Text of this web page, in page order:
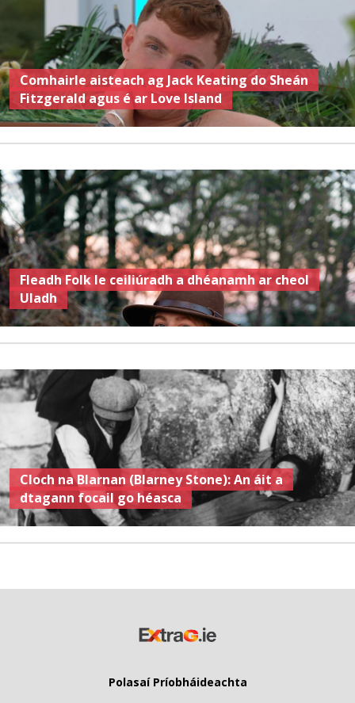
Comhairle aisteach ag Jack Keating do Sheán
Fitzgerald agus é ar Love Island
Fleadh Folk le ceiliúradh a dhéanamh ar cheol
Uladh
Cloch na Blarnan (Blarney Stone): An áit a
dtagann focail go héasca
Polasaí Príobháideachta